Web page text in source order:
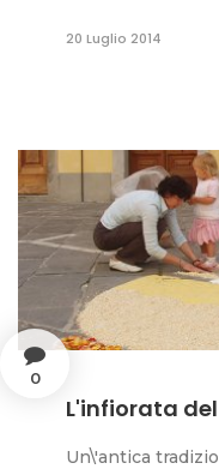
20 Luglio 2014
0
L'infiorata
Un\'antica